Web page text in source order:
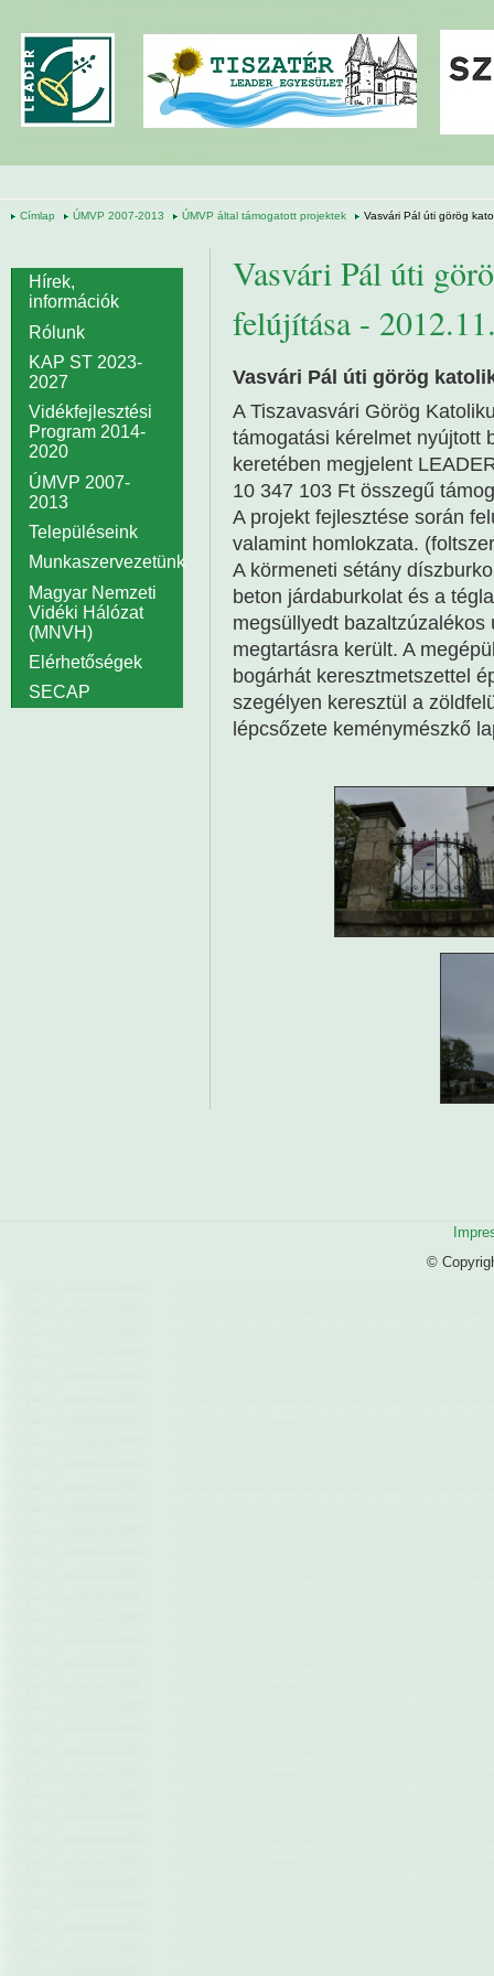
Címlap ÚMVP 2007-2013 ÚMVP által támogatott projektek Vasvári Pál úti görög
Vasvári Pál úti
felújítása -
Vasvári Pál úti görög
A Tiszavasvári Görög
támogatási kérelmet nyújtott
keretében megjelent
10 347 103 Ft összegű
A projekt fejlesztése során
valamint homlokzata.
A körmeneti sétány
beton járdaburkolat és a
megsüllyedt
megtartásra került. A
bogárhát keresztmetszettel
szegélyen keresztül a
lépcsőzete keménymészkő
Hírek,
információk
Rólunk
KAP ST 2023-
2027
Vidékfejlesztési
Program 2014-
2020
ÚMVP 2007-
2013
Településeink
Munkaszervezetünk
Magyar Nemzeti
Vidéki Hálózat
(MNVH)
Elérhetőségek
SECAP
©